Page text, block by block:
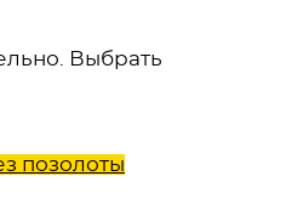
Выбрать
позолоты